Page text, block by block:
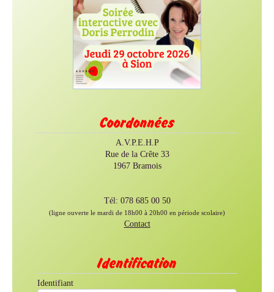
Coordonnées
A.V.P.E.H.P
Rue de la Crête 33
1967 Bramois
Tél: 078 685 00 50
(ligne ouverte le mardi de 18h00 à 20h00 en période scolaire)
Contact
Identification
Identifiant